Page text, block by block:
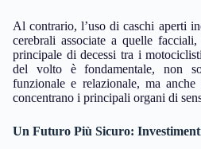
Al contrario, l’uso di caschi aperti
cerebrali associate a quelle
principale di decessi tra i
del volto è fondamentale, non
funzionale e relazionale, ma
concentrano i principali organi di
Un Futuro Più Sicuro: